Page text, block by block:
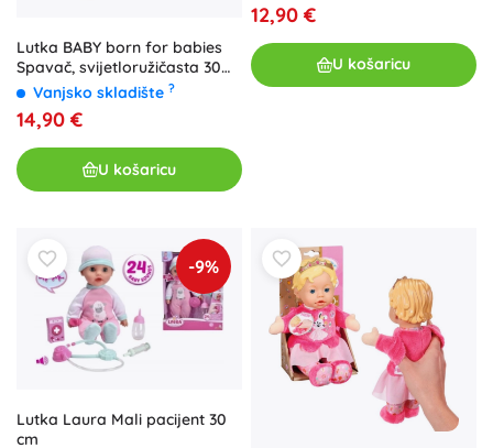
Lutka BABY born for babies
Spavač, svijetloružičasta 30
cmVanjsko skladište ?
14,90 €
U košaricu
12,90 €
U košaricu
-9%
Lutka Laura Mali pacijent 30
cm